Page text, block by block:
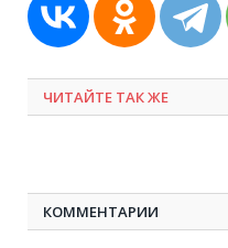
ЧИТАЙТЕ ТАК ЖЕ
КОММЕНТАРИИ